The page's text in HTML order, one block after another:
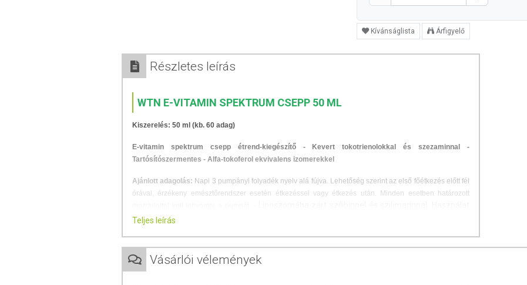
Kívánságlista Árfigyelő
Részletes leírás
WTN E-VITAMIN SPEKTRUM CSEPP 50 ML
Kiszerelés: 50 ml (kb. 60 adag)
E-vitamin spektrum csepp étrend-kiegészítő - Kevert tokotrienolokkal és szezaminnal -
Tartósítószermentes - Alfa-tokoferol ekvivalens izomerekkel
Ajánlott adagolás: Napi 3 pumpányi folyadék nyelv alá fújva. Lehetőség szerint az első főétkezés előtt fél
órával, érzékeny emésztőrendszer esetén étkezéssel vagy étkezés után. Minden esetben határozott
előtt felrázandó!
Az E-vitaminok csoportja nyolc különböző vegyületet foglal magába, ezek közül az ún. alfa-
egyes sejtek sejthártyáját is védi , így védőfaktorként járul hozzá az
Teljes leírás
Vásárlói vélemények